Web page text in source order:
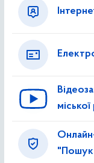
"Пошук